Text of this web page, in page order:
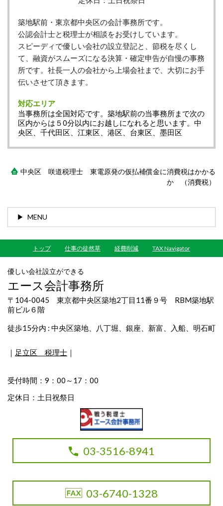
築地駅前・東京都中央区の会計事務所です。
公認会計士と税理士が相談をお受けしています。
スピーディで優しい会社の設立登記と、節税を尽くし
て、融資がスムーズになる決算・確定申告が自慢の事務
所です。社長一人の会社から上場会社まで、大切にお手
伝いさせて頂きます。
対応エリア
当事務所は全国対応です。築地駅前の当事務所まで次の
区内からは５0分以内にお越しになれると思います。中
央区、千代田区、江東区、港区、台東区、墨田区
中央区 咲道税理士 東電原発の仮払補償金に消費税はかかる
か （消費税）
MENU
トップ 仕事の徒然草 経費削減 TAX Navigator
優しい会社設立ができる
エース会計事務所
〒104-0045 東京都中央区築地2丁目11番９号 RBM築地駅
前ビル６階
徒歩15分内 : 中央区築地、八丁堀、銀座、新富、入船、明石町
｜ 足立区 税理士 ｜
受付時間：9：00～17：00
定休日：土日祝祭日
03-3516-8941
03-6740-1328